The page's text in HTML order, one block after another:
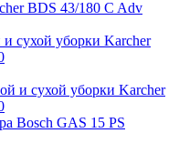
сухой уборки Karcher
Bosch GAS 15 PS